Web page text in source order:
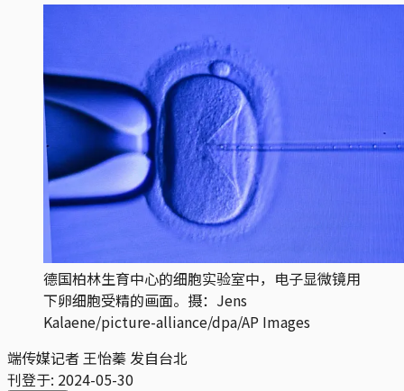
德国柏林生育中心的细胞实验室中，电子显微镜用
下卵细胞受精的画面。摄：Jens
Kalaene/picture-alliance/dpa/AP Images
端传媒记者 王怡蓁 发自台北
刊登于: 2024-05-30